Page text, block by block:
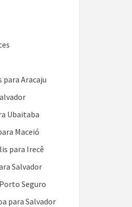
para Aracaju
Ubaitaba
Maceió
para Irecê
Salvador
Seguro
para Salvador